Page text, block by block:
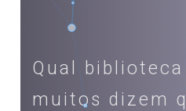
Qual biblioteca
muitos dizem